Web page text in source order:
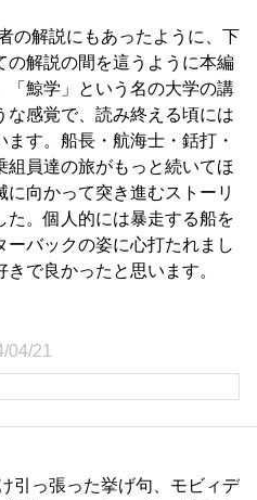
の解説にもあったように、下
の解説の間を這うように本編
「鯨学」という名の大学の講
な感覚で、読み終える頃には
す。船長・航海士・銛打・
組員達の旅がもっと続いてほ
に向かって突き進むストーリ
た。個人的には暴走する船を
ーバックの姿に心打たれまし
で良かったと思います。
04/21
引っ張った挙げ句、モビィデ